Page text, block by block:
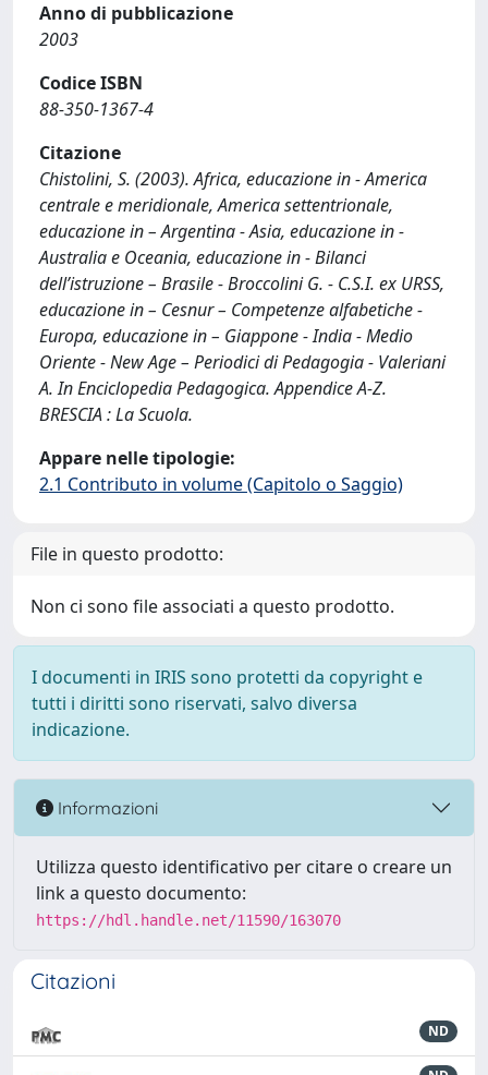
Anno di pubblicazione
2003
Codice ISBN
88-350-1367-4
Citazione
Chistolini, S. (2003). Africa, educazione in - America
centrale e meridionale, America settentrionale,
educazione in – Argentina - Asia, educazione in -
Australia e Oceania, educazione in - Bilanci
dell’istruzione – Brasile - Broccolini G. - C.S.I. ex URSS,
educazione in – Cesnur – Competenze alfabetiche -
Europa, educazione in – Giappone - India - Medio
Oriente - New Age – Periodici di Pedagogia - Valeriani
A. In Enciclopedia Pedagogica. Appendice A-Z.
BRESCIA : La Scuola.
Appare nelle tipologie:
2.1 Contributo in volume (Capitolo o Saggio)
File in questo prodotto:
Non ci sono file associati a questo prodotto.
I documenti in IRIS sono protetti da copyright e
tutti i diritti sono riservati, salvo diversa
indicazione.
Informazioni
Utilizza questo identificativo per citare o creare un
link a questo documento:
https://hdl.handle.net/11590/163070
Citazioni
ND